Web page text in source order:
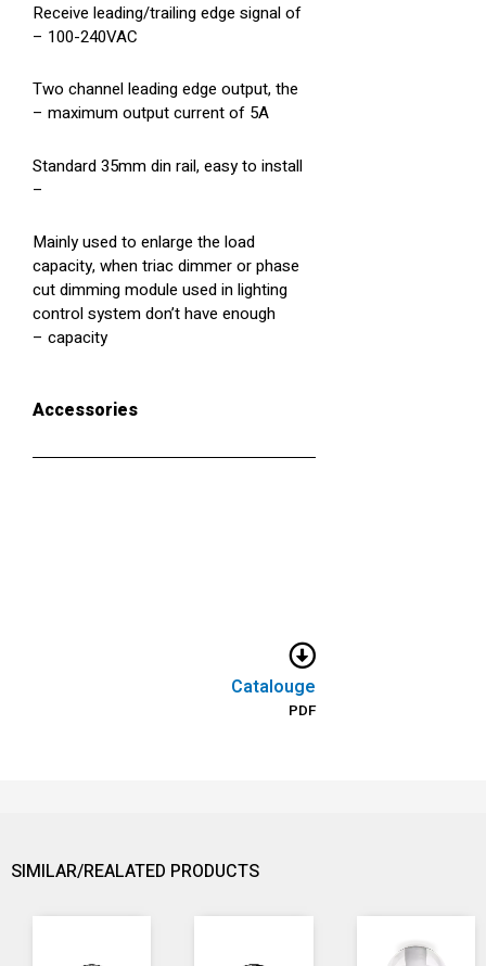
Receive leading/trailing edge signal of
100-240VAC –
Two channel leading edge output, the
maximum output current of 5A –
Standard 35mm din rail, easy to install
–
Mainly used to enlarge the load
capacity, when triac dimmer or phase
cut dimming module used in lighting
control system don’t have enough
capacity –
Accessories
Catalouge
PDF
SIMILAR/REALATED PRODUCTS